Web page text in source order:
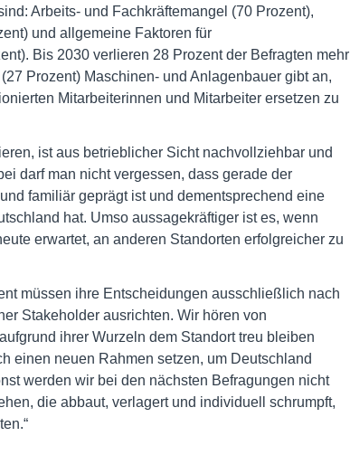
Arbeits- und Fachkräftemangel (70 Prozent),
und allgemeine Faktoren für
Bis 2030 verlieren 28 Prozent der Befragten mehr
Prozent) Maschinen- und Anlagenbauer gibt an,
Mitarbeiterinnen und Mitarbeiter ersetzen zu
ist aus betrieblicher Sicht nachvollziehbar und
darf man nicht vergessen, dass gerade der
familiär geprägt ist und dementsprechend eine
hat. Umso aussagekräftiger ist es, wenn
erwartet, an anderen Standorten erfolgreicher zu
müssen ihre Entscheidungen ausschließlich nach
Stakeholder ausrichten. Wir hören von
ihrer Wurzeln dem Standort treu bleiben
einen neuen Rahmen setzen, um Deutschland
werden wir bei den nächsten Befragungen nicht
die abbaut, verlagert und individuell schrumpft,